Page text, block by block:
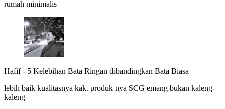
rumah minimalis
Hafif- 5 Kelebihan Bata Ringan dibandingkan Bata Biasa
lebih baik kualitasnya kak. produk nya SCG emang bukan kaleng-
kaleng